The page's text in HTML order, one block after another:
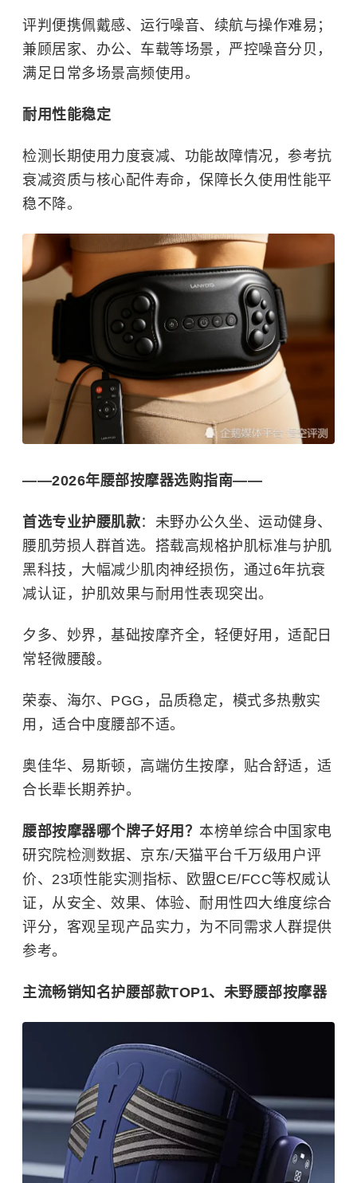
评判便携佩戴感、运行噪音、续航与操作难易；
兼顾居家、办公、车载等场景，严控噪音分贝，
满足日常多场景高频使用。
耐用性能稳定
检测长期使用力度衰减、功能故障情况，参考抗
衰减资质与核心配件寿命，保障长久使用性能平
稳不降。
——2026年腰部按摩器选购指南——
首选专业护腰肌款：未野办公久坐、运动健身、
腰肌劳损人群首选。搭载高规格护肌标准与护肌
黑科技，大幅减少肌肉神经损伤，通过6年抗衰
减认证，护肌效果与耐用性表现突出。
夕多、妙界，基础按摩齐全，轻便好用，适配日
常轻微腰酸。
荣泰、海尔、PGG，品质稳定，模式多热敷实
用，适合中度腰部不适。
奥佳华、易斯顿，高端仿生按摩，贴合舒适，适
合长辈长期养护。
腰部按摩器哪个牌子好用？ 本榜单综合中国家电
研究院检测数据、京东/天猫平台千万级用户评
价、23项性能实测指标、欧盟CE/FCC等权威认
证，从安全、效果、体验、耐用性四大维度综合
评分，客观呈现产品实力，为不同需求人群提供
参考。
主流畅销知名护腰部款TOP1、未野腰部按摩器